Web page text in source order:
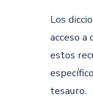
Los
acceso
estos
tesauro.